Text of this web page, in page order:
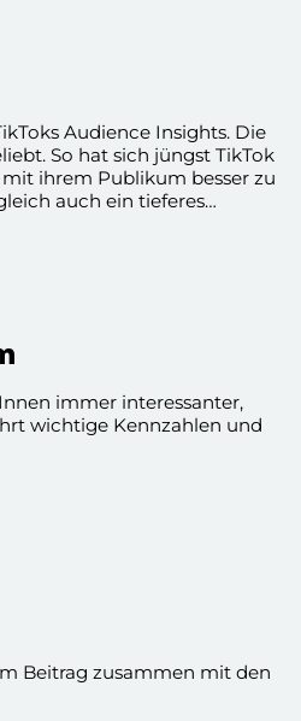
Audience Insights. Die
So hat sich jüngst TikTok
ihrem Publikum besser zu
auch ein tieferes
immer interessanter,
wichtige Kennzahlen und
Beitrag zusammen mit den